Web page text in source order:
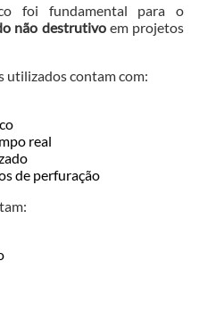
foi fundamental para o
não destrutivoem projetos
utilizados contam com:
real
de perfuração